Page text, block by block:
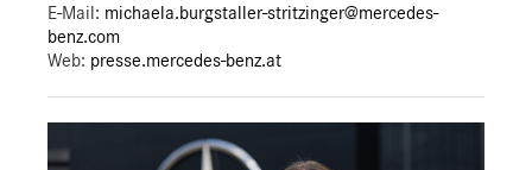
E-Mail: michaela.burgstaller-stritzinger@mercedes-
benz.com
Web: presse.mercedes-benz.at